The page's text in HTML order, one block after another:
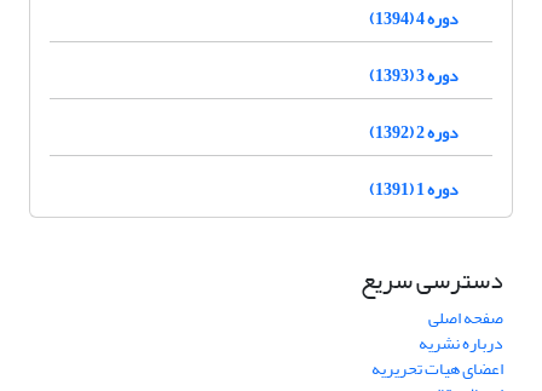
دوره 4 (1394)
دوره 3 (1393)
دوره 2 (1392)
دوره 1 (1391)
دسترسی سریع
صفحه اصلی
درباره نشریه
اعضای هیات تحریریه